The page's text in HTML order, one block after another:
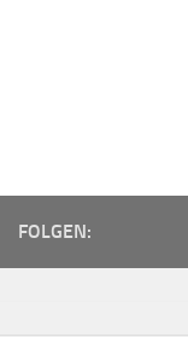
FOLGEN: